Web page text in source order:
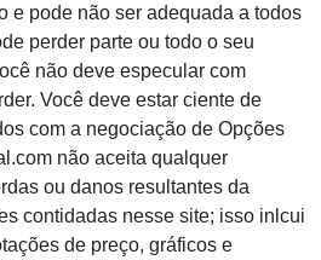
e pode não ser adequada a todos
perder parte ou todo o seu
não deve especular com
Você deve estar ciente de
com a negociação de Opções
não aceita qualquer
ou danos resultantes da
contidadas nesse site; isso inlcui
de preço, gráficos e